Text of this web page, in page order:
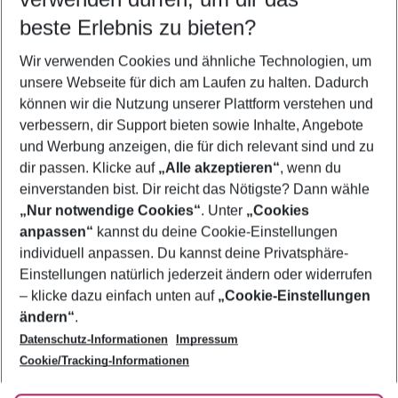
5-8 Nächte
2 Erwachsene Keine Kinder
Mehr Filter anzeigen
Footer
Footer navigation
Über uns
AGB
Bestpreisgarantie
Cookie-Einstellungen ändern
Cookie-Richtlinie
Agenturbetreuung
Barrierefreies Reisen
Folge uns
beste Erlebnis zu bieten?
Wir verwenden Cookies und ähnliche Technologien, um
unsere Webseite für dich am Laufen zu halten. Dadurch
können wir die Nutzung unserer Plattform verstehen und
verbessern, dir Support bieten sowie Inhalte, Angebote
und Werbung anzeigen, die für dich relevant sind und zu
dir passen. Klicke auf „Alle akzeptieren“, wenn du
einverstanden bist. Dir reicht das Nötigste? Dann wähle
„Nur notwendige Cookies“. Unter „Cookies
anpassen“ kannst du deine Cookie-Einstellungen
individuell anpassen. Du kannst deine Privatsphäre-
Einstellungen natürlich jederzeit ändern oder widerrufen
– klicke dazu einfach unten auf „Cookie-Einstellungen
ändern“.
Datenschutz-Informationen
Impressum
Cookie/Tracking-Informationen